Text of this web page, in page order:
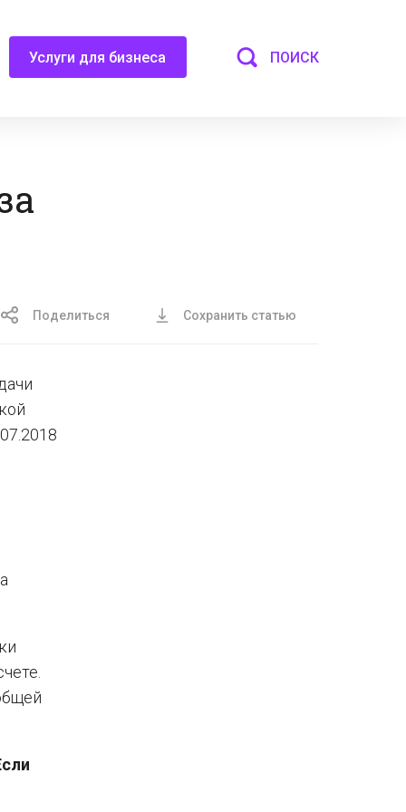
Услуги для бизнеса ПОИСК
Поделиться Сохранить статью